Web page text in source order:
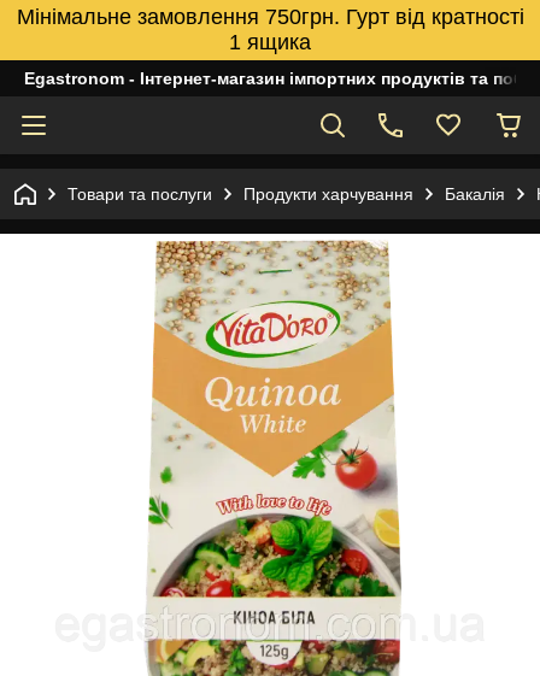
Мінімальне замовлення 750грн. Гурт від кратності
1 ящика
Egastronom - Інтернет-магазин імпортних продуктів та
Товари та послуги Продукти харчування Бакалія